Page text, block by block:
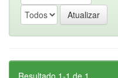
Resultado 1-1 de 1.